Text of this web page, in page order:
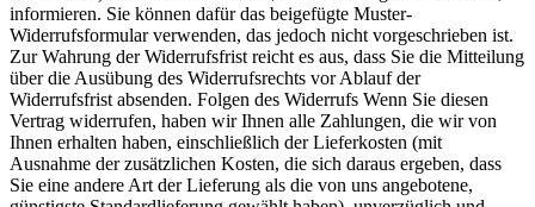
informieren. Sie können dafür das beigefügte Muster-
Widerrufsformular verwenden, das jedoch nicht vorgeschrieben ist.
Zur Wahrung der Widerrufsfrist reicht es aus, dass Sie die Mitteilung
über die Ausübung des Widerrufsrechts vor Ablauf der
Widerrufsfrist absenden. Folgen des Widerrufs Wenn Sie diesen
Vertrag widerrufen, haben wir Ihnen alle Zahlungen, die wir von
Ihnen erhalten haben, einschließlich der Lieferkosten (mit
Ausnahme der zusätzlichen Kosten, die sich daraus ergeben, dass
Sie eine andere Art der Lieferung als die von uns angebotene,